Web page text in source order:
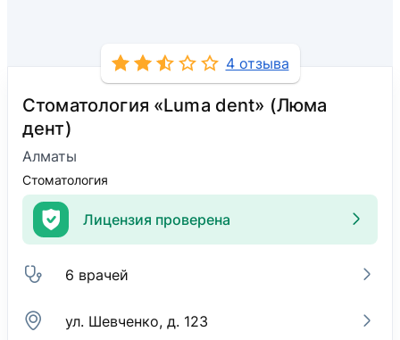
4 отзыва
Стоматология «Luma dent» (Люма
дент)
Алматы
Стоматология
Лицензия проверена
6 врачей
ул. Шевченко, д. 123